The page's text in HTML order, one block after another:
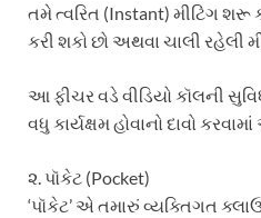
તમે ત્વરિત (Instant) મીટિંગ શરૂ
કરી શકો છો અથવા ચાલી રહેલી
આ ફીચર વડે વીડિયો કૉલની
વધુ કાર્યક્ષમ હોવાનો દાવો
૨. પૉકેટ (Pocket)
‘પૉકેટ’ એ તમારું વ્યક્તિગત